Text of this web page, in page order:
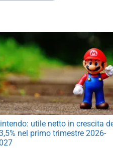
utile netto in crescita
nel primo trimestre 2026-